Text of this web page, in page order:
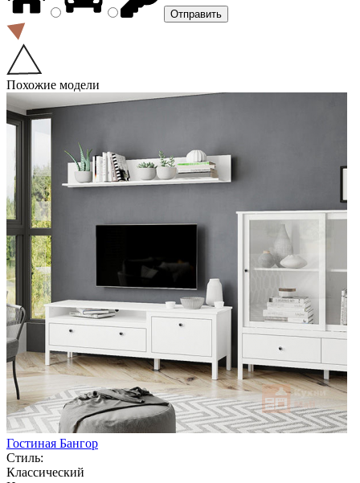
Похожие модели
Гостиная Бангор
Стиль:
Классический